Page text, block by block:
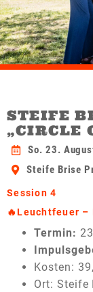
STEIFE
„CIRCLE
So. 23.
Steife Brise
Session 4
🔥Leuchtfeuer –
Termin:
Kosten:
Ort: Steife